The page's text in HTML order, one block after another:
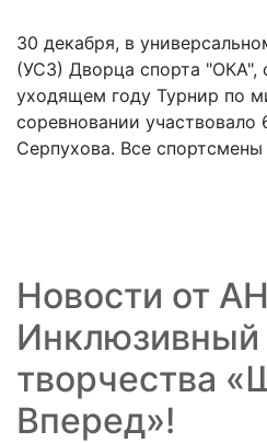
30 декабря, в
(УСЗ) Дворца спорта "ОКА",
уходящем году Турнир по
соревновании
Серпухова. Все
Новости от
Инклюзивный
творчества
Вперед»!